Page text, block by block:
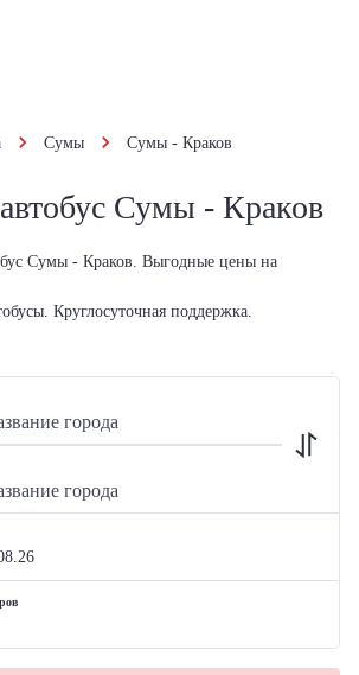
Сумы Сумы - Краков
Сумы - Краков
Сумы - Краков. Выгодные цены на
Круглосуточная поддержка.
.26